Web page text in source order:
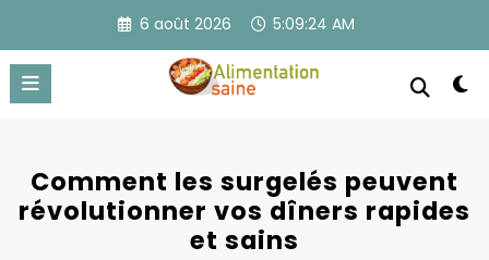
contenu
6 août 2026 5:09:24 AM
Comment les surgelés peuvent
révolutionner vos dîners rapides
et sains